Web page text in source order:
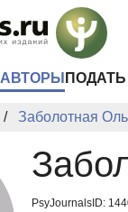
АВТОРЫ
Заболотная
PsyJournalsID: